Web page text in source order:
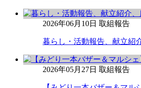
2026年06月10日 取組報告
暮らし・活動報告、献立紹
2026年05月27日 取組報告